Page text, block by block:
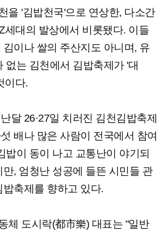
을 '김밥천국'으로 연상한, 다소간
세대의 발상에서 비롯됐다. 이들
이나 쌀의 주산지도 아니며, 유
없는 김천에서 김밥축제가 '대
이다.
달 26·27일 치러진 김천김밥축제
배나 많은 사람이 전국에서 참여
밥이 동이 나고 교통난이 야기되
, 엄청난 성공에 들뜬 시민들 관
축제를 향하고 있다.
체 도시락(都市樂) 대표는 "일반